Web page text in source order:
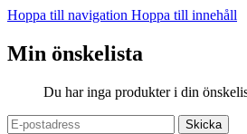
Hoppa till navigation Hoppa till innehåll
Min önskelista
Du har inga produkter i din
Skicka